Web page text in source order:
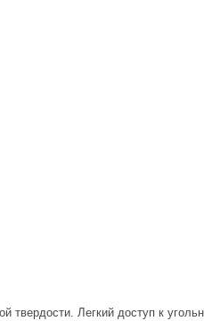
твердости. Легкий доступ к